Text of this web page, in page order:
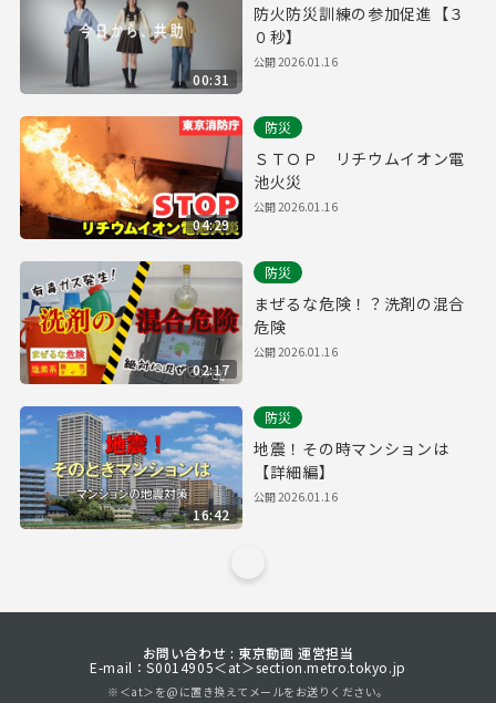
00:31
防火防災訓練の参加促進【３
０秒】
公開2026.01.16
04:29
防災
ＳＴＯＰ リチウムイオン電
池火災
公開2026.01.16
02:17
防災
まぜるな危険！？洗剤の混合
危険
公開2026.01.16
16:42
防災
地震！その時マンションは
【詳細編】
公開2026.01.16
お問い合わせ : 東京動画 運営担当
E-mail：S0014905＜at＞section.metro.tokyo.jp
※＜at＞を@に置き換えてメールをお送りください。